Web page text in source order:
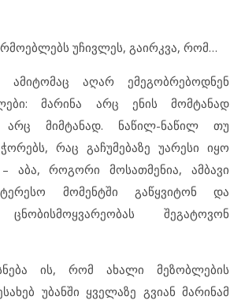
უჩივლეს, გაირკვა, რომ…
ამიტომაც აღარ ემეგობრებოდნენ
მარინა არც ენის მომტანად
მიმტანად. ნაწილ-ნაწილ თუ
რაც გაჩუმებაზე უარესი იყო
– აბა, როგორი მოსათმენია, ამბავი
მომენტში გაწყვიტონ და
შეგატოვონ
ის, რომ ახალი მეზობლების
უბანში ყველაზე გვიან მარინამ